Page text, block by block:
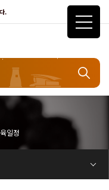
.
일정
산 집행현황